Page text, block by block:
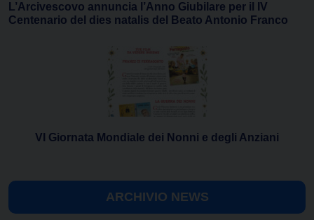
L’Arcivescovo annuncia l’Anno Giubilare per il IV
Centenario del dies natalis del Beato Antonio Franco
VI Giornata Mondiale dei Nonni e degli Anziani
ARCHIVIO NEWS